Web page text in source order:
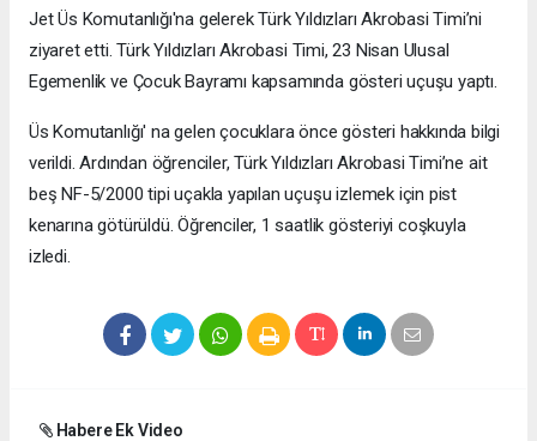
Jet Üs Komutanlığı'na gelerek Türk Yıldızları Akrobasi Timi’ni
ziyaret etti. Türk Yıldızları Akrobasi Timi, 23 Nisan Ulusal
Egemenlik ve Çocuk Bayramı kapsamında gösteri uçuşu yaptı.
Üs Komutanlığı' na gelen çocuklara önce gösteri hakkında bilgi
verildi. Ardından öğrenciler, Türk Yıldızları Akrobasi Timi’ne ait
beş NF-5/2000 tipi uçakla yapılan uçuşu izlemek için pist
kenarına götürüldü. Öğrenciler, 1 saatlik gösteriyi coşkuyla
izledi.
Habere Ek Video